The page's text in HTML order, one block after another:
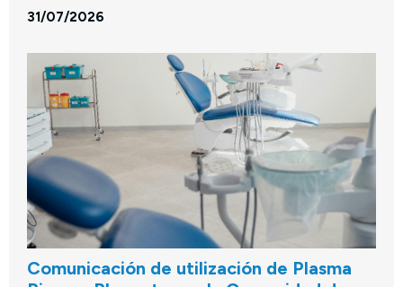
31/07/2026
Comunicación de utilización de Plasma